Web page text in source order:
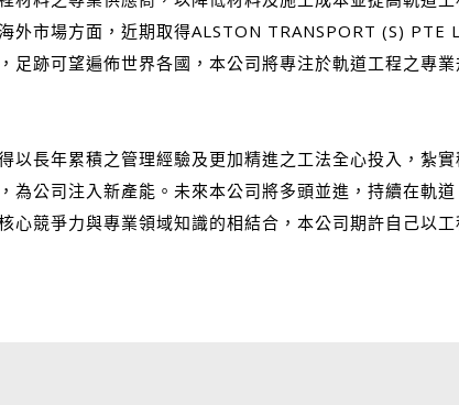
外市場方面，近期取得ALSTON TRANSPORT (S) PTE
足跡可望遍佈世界各國，本公司將專注於軌道工程之專
長年累積之管理經驗及更加精進之工法全心投入，紮
公司注入新產能。未來本公司將多頭並進，持續在軌
競爭力與專業領域知識的相結合，本公司期許自己以